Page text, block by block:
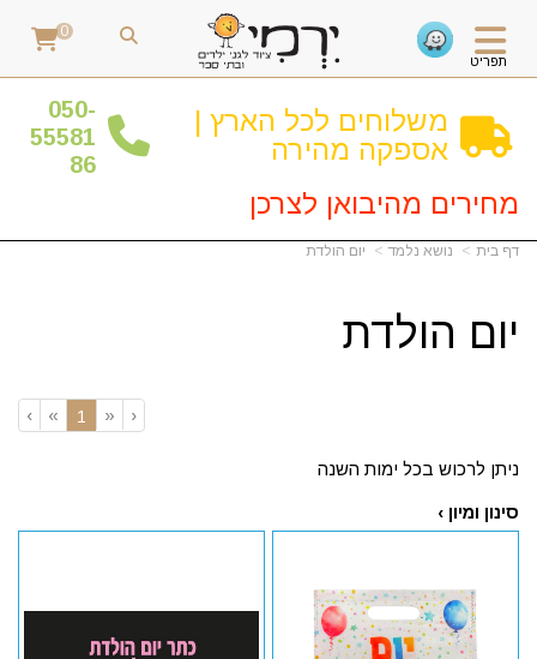
תפריט
0
משלוחים לכל הארץ |
אספקה מהירה
050-
55581
86
מחירים מהיבואן לצרכן
דף בית נושא נלמד יום הולדת
יום הולדת
‹
«
1
»
›
ניתן לרכוש בכל ימות השנה
סינון ומיון ›